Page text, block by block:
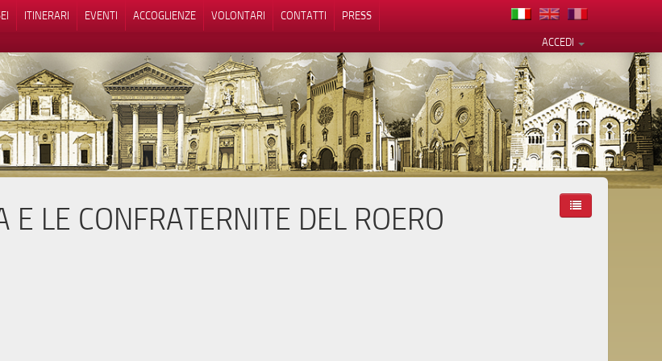
ITINERARI EVENTI ACCOGLIENZE VOLONTARI CONTATTI
PRESS
ACCEDI
LE CONFRATERNITE DEL ROERO
Le tue preferenze relative alla privacy